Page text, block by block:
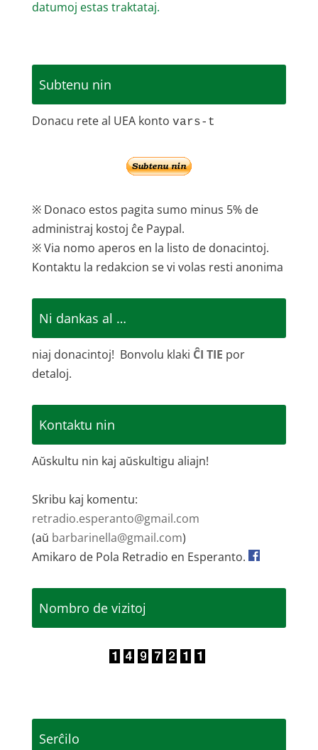
datumoj estas traktataj.
Subtenu nin
Donacu rete al UEA konto vars-t
※ Donaco estos pagita sumo minus 5% de
administraj kostoj ĉe Paypal.
※ Via nomo aperos en la listo de donacintoj.
Kontaktu la redakcion se vi volas resti anonima
Ni dankas al …
niaj donacintoj! Bonvolu klaki ĈI TIE por
detaloj.
Kontaktu nin
Aŭskultu nin kaj aŭskultigu aliajn!
Skribu kaj komentu:
retradio.esperanto@gmail.com
(aŭ barbarinella@gmail.com)
Amikaro de Pola Retradio en Esperanto.
Nombro de vizitoj
Serĉilo